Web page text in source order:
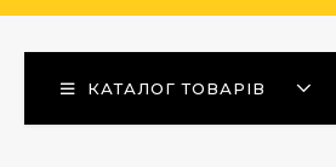
КАТАЛОГ ТОВАРІВ